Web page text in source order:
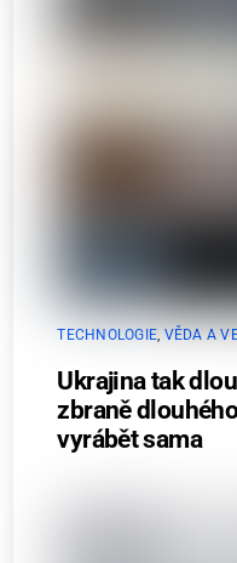
TECHNOLOGIE VĚDA A
Ukrajina tak
zbraně
vyrábět sama